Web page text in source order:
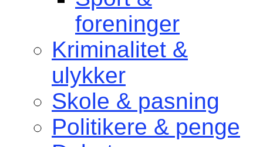
foreninger
Kriminalitet &
ulykker
Skole & pasning
Politikere & penge